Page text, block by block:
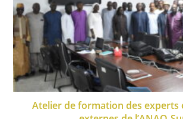
Atelier de formation des experts